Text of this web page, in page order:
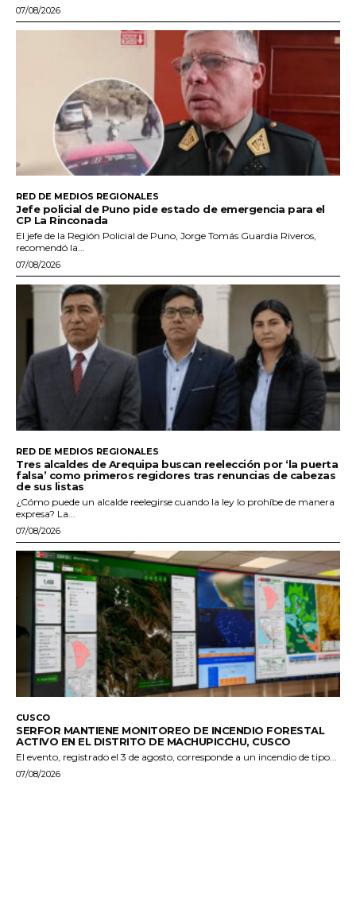
07/08/2026
RED DE MEDIOS REGIONALES
Jefe policial de Puno pide estado de emergencia para el
CP La Rinconada
El jefe de la Región Policial de Puno, Jorge Tomás Guardia Riveros,
recomendó la...
07/08/2026
RED DE MEDIOS REGIONALES
Tres alcaldes de Arequipa buscan reelección por ‘la puerta
falsa’ como primeros regidores tras renuncias de cabezas
de sus listas
¿Cómo puede un alcalde reelegirse cuando la ley lo prohíbe de manera
expresa? La...
07/08/2026
CUSCO
SERFOR MANTIENE MONITOREO DE INCENDIO FORESTAL
ACTIVO EN EL DISTRITO DE MACHUPICCHU, CUSCO
El evento, registrado el 3 de agosto, corresponde a un incendio de tipo...
07/08/2026